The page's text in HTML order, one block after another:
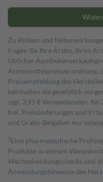
Zu Risiken und
fragen Sie Ihre Ärztin, Ihren
Üblicher
Arzneimittelpreisverordnung.
Preisempfehlung des
beinhalten die gesetzlich
zzgl. 3,95 € Versandkosten.
frei. Preisänderungen und
und Gratis-Beigaben nur
1 Eine pharmazeutische
Produkte in deinem
Wechselwirkungschecks und
Anwendungshinweise des